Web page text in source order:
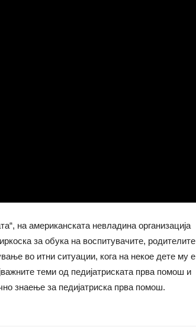
на американската невладина организација
за обука на воспитувачите, родителите
во итни ситуации, кога на некое дете му е
теми од педијатриската прва помош и
знаење за педијатриска прва помош.